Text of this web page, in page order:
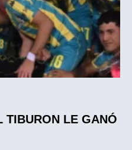
TIBURON LE GANÓ